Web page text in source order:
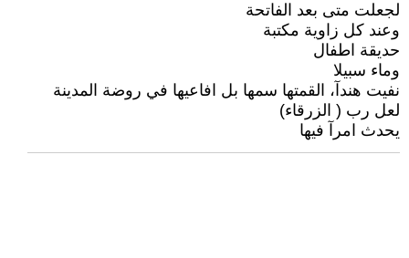
لجعلت متى بعد الفاتحة
وعند كل زاوية مكتبة
حديقة اطفال
وماء سبيلا
نفيت هندآ، القمتها سمها بل افاعيها في روضة المدينة
لعل رب ( الزرقاء)
يحدث امرآ فيها